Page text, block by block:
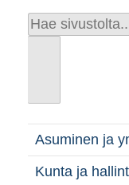
Asuminen ja
Kunta ja